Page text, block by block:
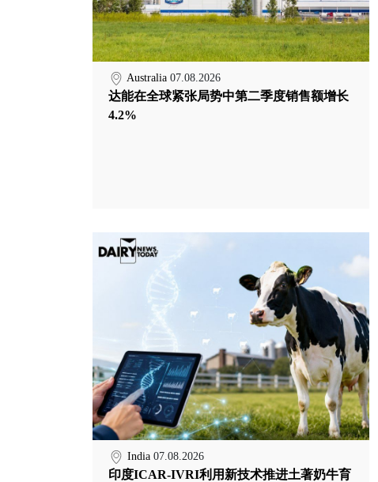
Australia 07.08.2026
达能在全球紧张局势中第二季度销售额增长
4.2%
India 07.08.2026
印度ICAR-IVRI利用新技术推进土著奶牛育